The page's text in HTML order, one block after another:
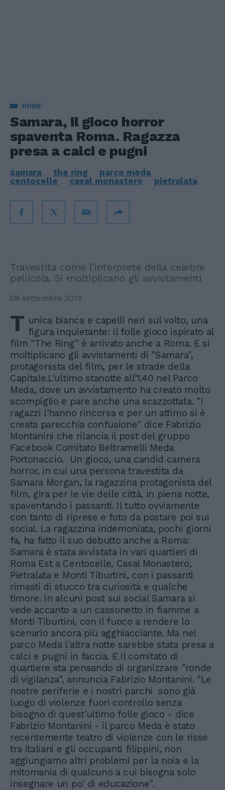
HOME
Samara, il gioco horror
spaventa Roma. Ragazza
presa a calci e pugni
samara the ring
parco meda
centocelle
casal monastero pietralata
Travestita come l'interprete della celebre
pellicola. Si moltiplicano gli avvistamenti
08 settembre 2019
T unica bianca e capelli neri sul volto, una
figura inquietante: il folle gioco ispirato al
film "The Ring" è arrivato anche a Roma. E si
moltiplicano gli avvistamenti di "Samara",
protagonista del film, per le strade della
Capitale.L'ultimo stanotte all'1.40 nel Parco
Meda, dove un avvistamento ha creato molto
scompiglio e pare anche una scazzottata. "I
ragazzi l'hanno rincorsa e per un attimo si è
creata parecchia confusione" dice Fabrizio
Montanini che rilancia il post del gruppo
Facebook Comitato Beltramelli Meda
Portonaccio. Un gioco, una candid camera
horror, in cui una persona travestita da
Samara Morgan, la ragazzina protagonista del
film, gira per le vie delle città, in piena notte,
spaventando i passanti. Il tutto ovviamente
con tanto di riprese e foto da postare poi sui
social. La ragazzina indemoniata, pochi giorni
fa, ha fatto il suo debutto anche a Roma:
Samara è stata avvistata in vari quartieri di
Roma Est a Centocelle, Casal Monastero,
Pietralata e Monti Tiburtini, con i passanti
rimasti di stucco tra curiosità e qualche
timore. In alcuni post sui social Samara si
vede accanto a un cassonetto in fiamme a
Monti Tiburtini, con il fuoco a rendere lo
scenario ancora più agghiacciante. Ma nel
parco Meda l'altra notte sarebbe stata presa a
calci e pugni in faccia. E il comitato di
quartiere sta pensando di organizzare "ronde
di vigilanza", annuncia Fabrizio Montanini. "Le
nostre periferie e i nostri parchi sono già
luogo di violenze fuori controllo senza
bisogno di quest'ultimo folle gioco - dice
Fabrizio Montanini - il parco Meda è stato
recentemente teatro di violenze con le risse
tra italiani e gli occupanti filippini, non
aggiungiamo altri problemi per la noia e la
mitomania di qualcuno a cui bisogna solo
insegnare un po' di educazione".